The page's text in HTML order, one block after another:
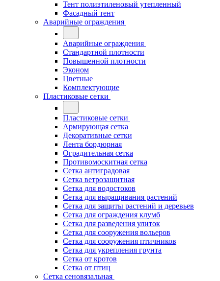
Тент полиэтиленовый утепленный
Фасадный тент
Аварийные ограждения
Аварийные ограждения
Стандартной плотности
Повышенной плотности
Эконом
Цветные
Комплектующие
Пластиковые сетки
Пластиковые сетки
Армирующая сетка
Декоративные сетки
Лента бордюрная
Оградительная сетка
Противомоскитная сетка
Сетка антиградовая
Сетка ветрозащитная
Сетка для водостоков
Сетка для выращивания растений
Сетка для защиты растений и деревьев
Сетка для ограждения клумб
Сетка для разведения улиток
Сетка для сооружения вольеров
Сетка для сооружения птичников
Сетка для укрепления грунта
Сетка от кротов
Сетка от птиц
Сетка сеновязальная